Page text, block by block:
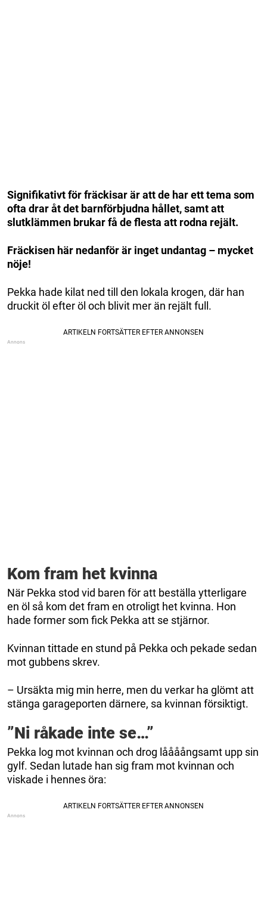
Signifikativt för fräckisar är att de har ett tema som
ofta drar åt det barnförbjudna hållet, samt att
slutklämmen brukar få de flesta att rodna rejält.
Fräckisen här nedanför är inget undantag – mycket
nöje!
Pekka hade kilat ned till den lokala krogen, där han
druckit öl efter öl och blivit mer än rejält full.
Kom fram het kvinna
När Pekka stod vid baren för att beställa ytterligare
en öl så kom det fram en otroligt het kvinna. Hon
hade former som fick Pekka att se stjärnor.
Kvinnan tittade en stund på Pekka och pekade sedan
mot gubbens skrev.
– Ursäkta mig min herre, men du verkar ha glömt att
stänga garageporten därnere, sa kvinnan försiktigt.
”Ni råkade inte se…”
Pekka log mot kvinnan och drog låååångsamt upp sin
gylf. Sedan lutade han sig fram mot kvinnan och
viskade i hennes öra: